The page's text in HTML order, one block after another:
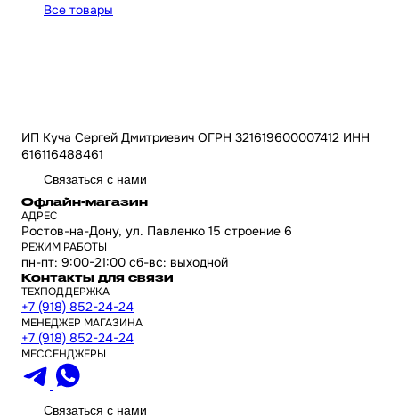
Все товары
ИП Куча Сергей Дмитриевич ОГРН 321619600007412 ИНН
616116488461
Связаться с нами
Офлайн-магазин
АДРЕС
Ростов-на-Дону, ул. Павленко 15 строение 6
РЕЖИМ РАБОТЫ
пн-пт: 9:00-21:00 сб-вс: выходной
Контакты для связи
ТЕХПОДДЕРЖКА
+7 (918) 852-24-24
МЕНЕДЖЕР МАГАЗИНА
+7 (918) 852-24-24
МЕССЕНДЖЕРЫ
Связаться с нами